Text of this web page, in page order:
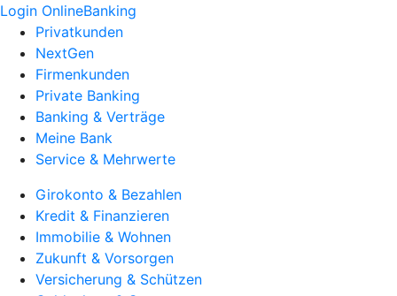
Login OnlineBanking
Privatkunden
NextGen
Firmenkunden
Private Banking
Banking & Verträge
Meine Bank
Service & Mehrwerte
Girokonto & Bezahlen
Kredit & Finanzieren
Immobilie & Wohnen
Zukunft & Vorsorgen
Versicherung & Schützen